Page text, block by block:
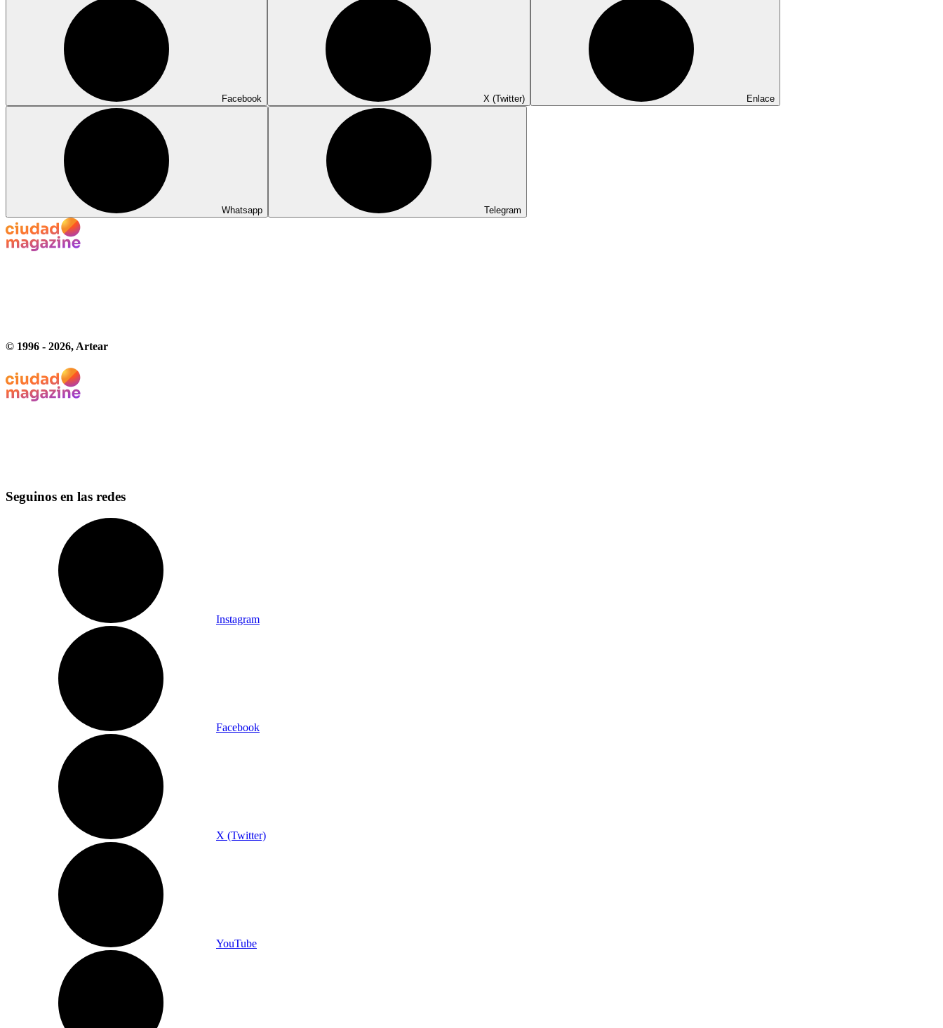
Facebook X (Twitter) Enlace
Whatsapp Telegram
© 1996 - 2026, Artear
Seguinos en las redes
Instagram
Facebook
X (Twitter)
YouTube